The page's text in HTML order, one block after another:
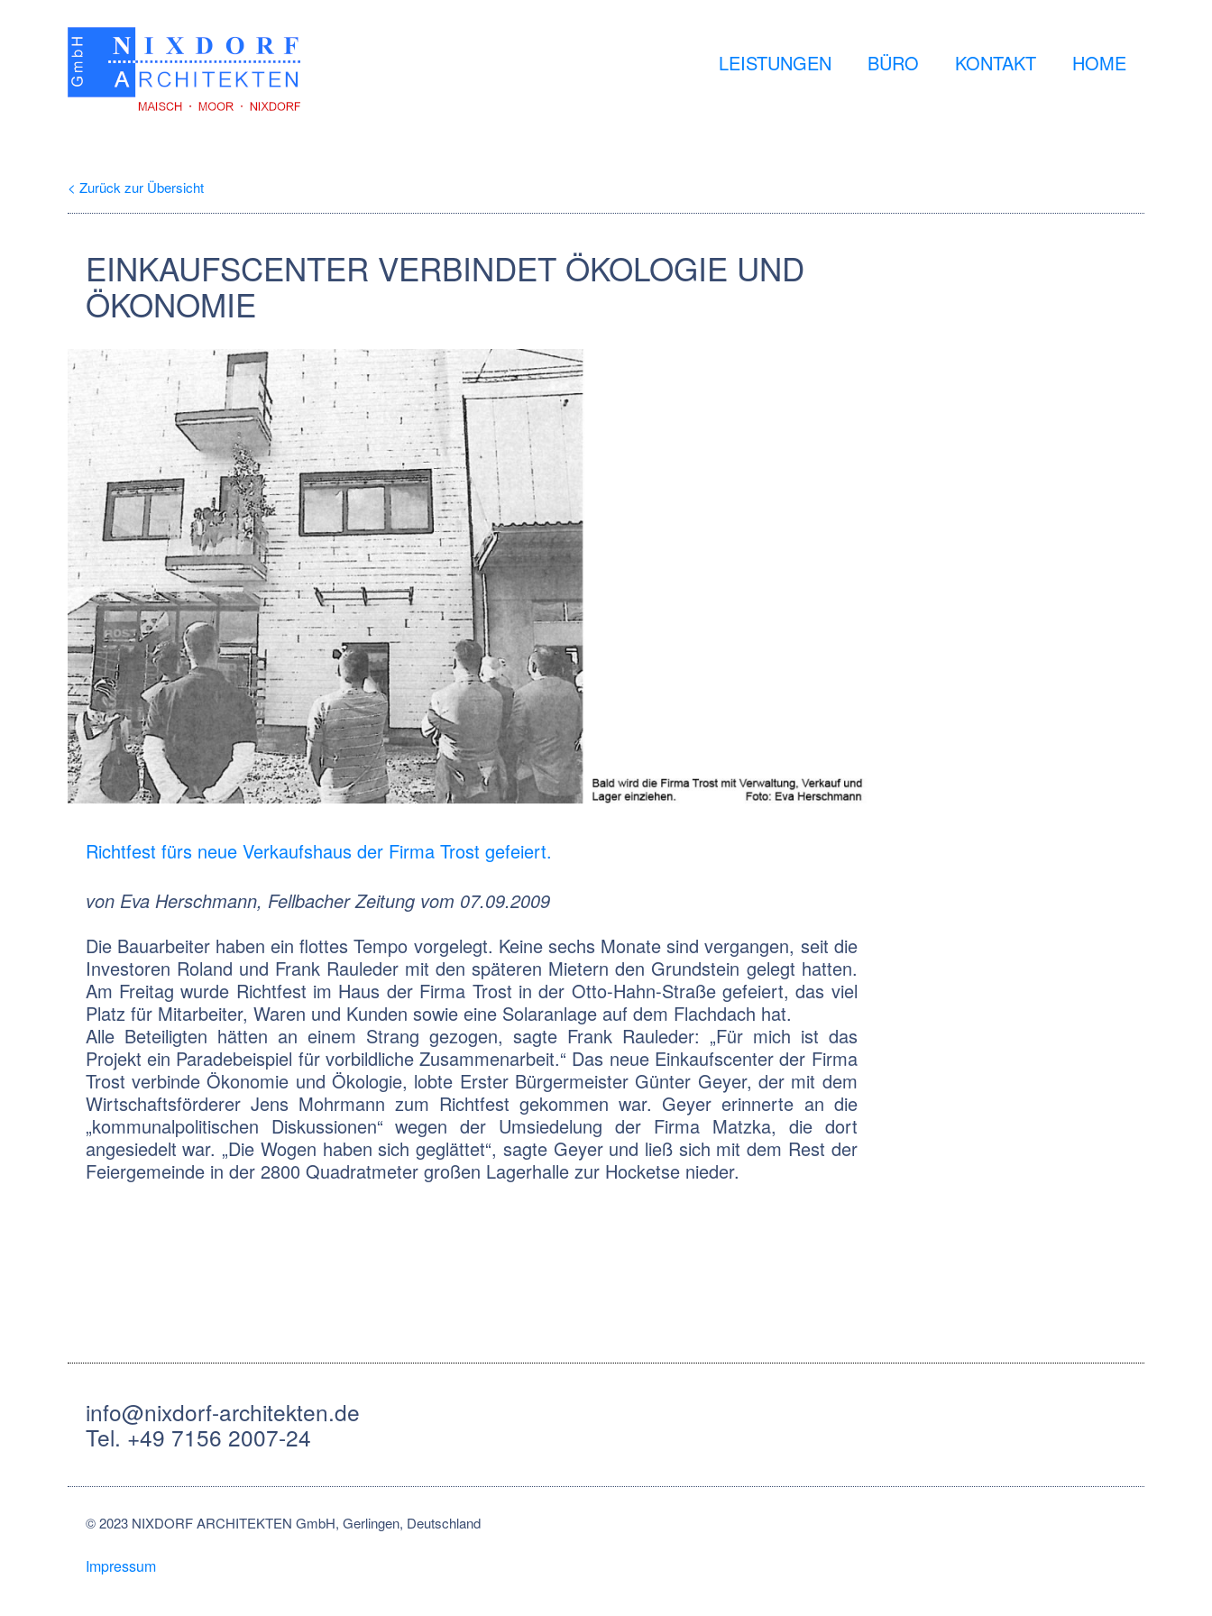
LEISTUNGEN BÜRO KONTAKT HOME
< Zurück zur Übersicht
EINKAUFSCENTER VERBINDET ÖKOLOGIE UND
ÖKONOMIE
Richtfest fürs neue Verkaufshaus der Firma Trost gefeiert.
von Eva Herschmann, Fellbacher Zeitung vom 07.09.2009
Die Bauarbeiter haben ein flottes Tempo vorgelegt. Keine sechs Mo­nate sind vergangen, seit die
Inves­toren Roland und Frank Rauleder mit den späteren Mietern den Grundstein gelegt hatten.
Am Freitag wurde Richtfest im Haus der Firma Trost in der Otto-Hahn-Straße gefeiert, das viel
Platz für Mitarbei­ter, Waren und Kunden sowie eine Solaran­lage auf dem Flachdach hat.
Alle Beteilig­ten hätten an einem Strang gezogen, sagte Frank Rauleder: „Für mich ist das
Projekt ein Paradebeispiel für vorbildliche Zusam­menarbeit.“ Das neue Einkaufscenter der Firma
Trost verbinde Ökonomie und Öko­logie, lobte Erster Bürgermeister Günter Geyer, der mit dem
Wirtschaftsförderer Jens Mohrmann zum Richtfest gekommen war. Geyer erinnerte an die
„kommunalpo­litischen Diskussionen“ wegen der Umsie­delung der Firma Matzka, die dort
angesie­delt war. „Die Wogen haben sich geglättet“, sagte Geyer und ließ sich mit dem Rest der
Feiergemeinde in der 2800 Quadratmeter großen Lagerhalle zur Hocketse nieder.
info@nixdorf-architekten.de
Tel. +49 7156 2007-24
© 2023 NIXDORF ARCHITEKTEN GmbH, Gerlingen, Deutschland
Impressum